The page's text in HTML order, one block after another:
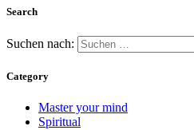
Search
Suchen nach:
Category
Master your mind
Spiritual